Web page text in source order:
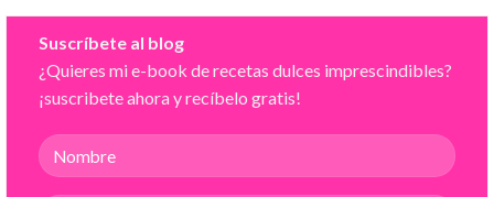
Suscríbete al blog
¿Quieres mi e-book de recetas dulces imprescindibles?
¡suscribete ahora y recíbelo gratis!